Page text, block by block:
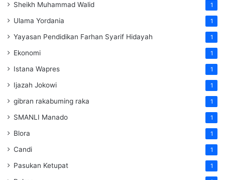
Sheikh Muhammad Walid 1
Ulama Yordania 1
Yayasan Pendidikan Farhan Syarif Hidayah 1
Ekonomi 1
Istana Wapres 1
Ijazah Jokowi 1
gibran rakabuming raka 1
SMANLI Manado 1
Blora 1
Candi 1
Pasukan Ketupat 1